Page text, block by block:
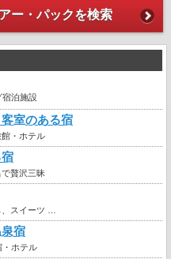
ー・パックを検索
宿泊施設
室のある宿
・ホテル
贅沢三昧
スイーツ …
宿
・ホテル